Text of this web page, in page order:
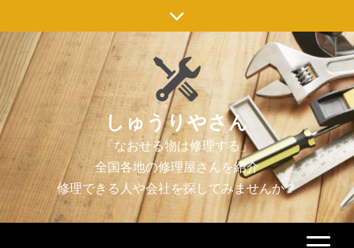
to
content
しゅうりやさん